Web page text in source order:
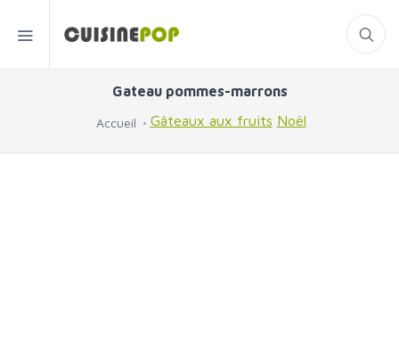
Gateau pommes-marrons
Accueil Gâteaux aux fruits Noël